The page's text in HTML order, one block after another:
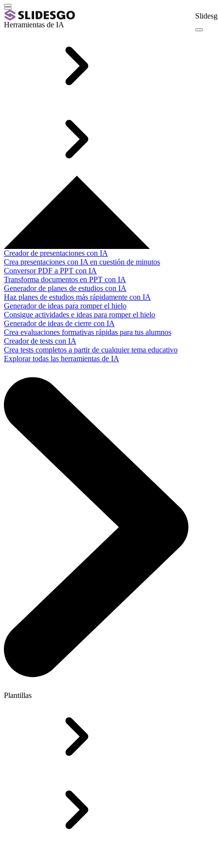
Herramientas de IA
Creador de presentaciones con IA
Crea presentaciones con IA en cuestión de minutos
Conversor PDF a PPT con IA
Transforma documentos en PPT con IA
Generador de planes de estudios con IA
Haz planes de estudios más rápidamente con IA
Generador de ideas para romper el hielo
Consigue actividades e ideas para romper el hielo
Generador de ideas de cierre con IA
Crea evaluaciones formativas rápidas para tus alumnos
Creador de tests con IA
Crea tests completos a partir de cualquier tema educativo
Explorar todas las herramientas de IA
Plantillas